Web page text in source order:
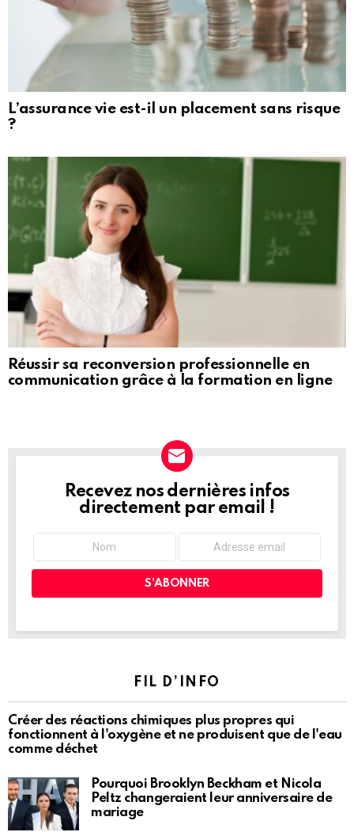
L’assurance vie est-il un placement sans risque
?
Réussir sa reconversion professionnelle en
communication grâce à la formation en ligne
NEWSLETTER
Recevez nos dernières infos
directement par email !
FIL D’INFO
Créer des réactions chimiques plus propres qui
fonctionnent à l'oxygène et ne produisent que de l'eau
comme déchet
Pourquoi Brooklyn Beckham et Nicola
Peltz changeraient leur anniversaire de
mariage